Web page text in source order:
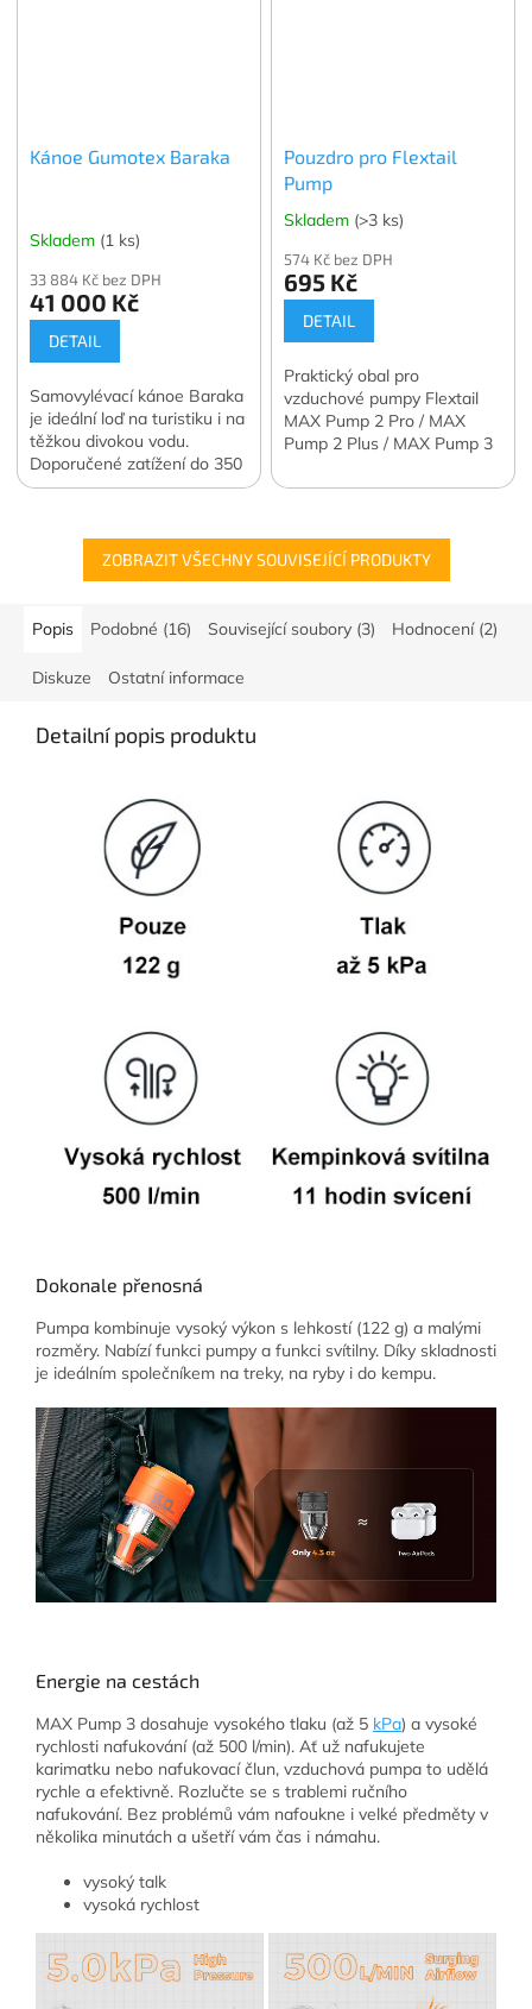
Kánoe Gumotex Baraka
Skladem (1 ks)
33 884 Kč bez DPH
41 000 Kč
DETAIL
Samovylévací kánoe Baraka
je ideální loď na turistiku i na
těžkou divokou vodu.
Doporučené zatížení do 350
kg.
Pouzdro pro Flextail
Pump
Skladem (>3 ks)
574 Kč bez DPH
695 Kč
DETAIL
Praktický obal pro
vzduchové pumpy Flextail
MAX Pump 2 Pro / MAX
Pump 2 Plus / MAX Pump 3
Pump X. Zajistí skladování
ZOBRAZIT VŠECHNY SOUVISEJÍCÍ PRODUKTY
Popis Podobné (16) Související soubory (3) Hodnocení (2)
Diskuze Ostatní informace
Detailní popis produktu
Dokonale přenosná
Pumpa kombinuje vysoký výkon s lehkostí (122 g) a malými
rozměry. Nabízí funkci pumpy a funkci svítilny. Díky skladnosti
je ideálním společníkem na treky, na ryby i do kempu.
Energie na cestách
MAX Pump 3 dosahuje vysokého tlaku (až 5 kPa) a vysoké
rychlosti nafukování (až 500 l/min). Ať už nafukujete
karimatku nebo nafukovací člun, vzduchová pumpa to udělá
rychle a efektivně. Rozlučte se s trablemi ručního
nafukování. Bez problémů vám nafoukne i velké předměty v
několika minutách a ušetří vám čas i námahu.
vysoký talk
vysoká rychlost